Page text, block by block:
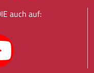
auch auf: